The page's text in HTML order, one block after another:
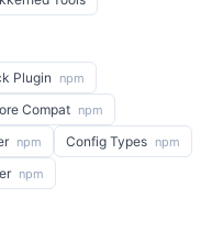
Plugin npm
Compat npm
npm Config Types npm
npm